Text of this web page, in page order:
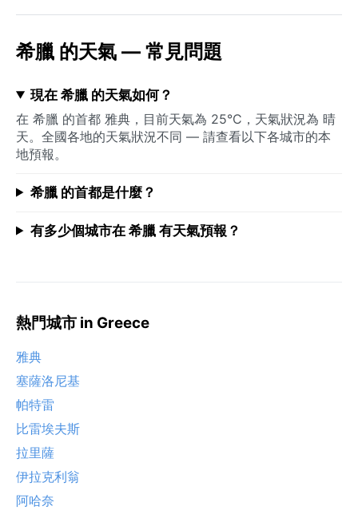
希臘 的天氣 — 常見問題
現在 希臘 的天氣如何？
在 希臘 的首都 雅典，目前天氣為 25°C，天氣狀況為 晴
天。全國各地的天氣狀況不同 — 請查看以下各城市的本
地預報。
希臘 的首都是什麼？
有多少個城市在 希臘 有天氣預報？
熱門城市 in Greece
雅典
塞薩洛尼基
帕特雷
比雷埃夫斯
拉里薩
伊拉克利翁
阿哈奈